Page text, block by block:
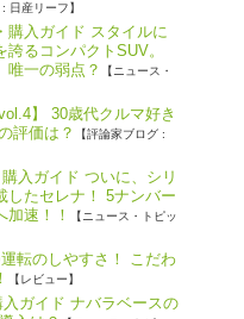
日産リーフ】
購入ガイド スタイルに
るコンパクトSUV。
唯一の弱点？
【ニュース・
】 30歳代クルマ好き
評価は？
【評論家ブログ :
入ガイド ついに、シリ
したセレナ！ 5ナンバー
加速！！
【ニュース・トピッ
転のしやすさ！ こだわ
【レビュー】
ガイド ナバラベースの